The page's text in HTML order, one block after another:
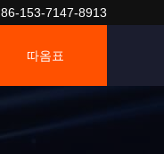
86-153-7147-8913
따옴표